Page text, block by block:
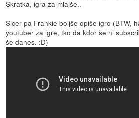
Skratka, igra za mlajše..
Sicer pa Frankie boljše opiše igro (BTW,
youtuber za igre, tko da kdor še ni
še danes. :D)